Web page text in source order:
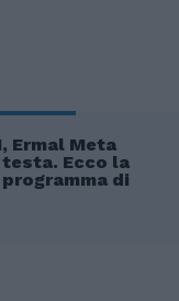
Ermal Meta
Ecco la
di